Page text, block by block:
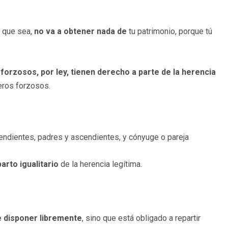
sea, no va a obtener nada de tu patrimonio, porque tú
por ley, tienen derecho a parte de la herencia
forzosos.
padres y ascendientes, y cónyuge o pareja
igualitario de la herencia legítima.
disponer libremente, sino que está obligado a repartir